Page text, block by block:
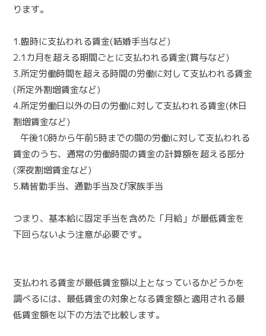
ります。
1.臨時に支払われる賃金(結婚手当など)
2.1カ月を超える期間ごとに支払われる賃金(賞与など)
3.所定労働時間を超える時間の労働に対して支払われる賃金
(所定外割増賃金など)
4.所定労働日以外の日の労働に対して支払われる賃金(休日
割増賃金など)
午後10時から午前5時までの間の労働に対して支払われる
賃金のうち、通常の労働時間の賃金の計算額を超える部分
(深夜割増賃金など)
5.精皆勤手当、通勤手当及び家族手当
つまり、基本給に固定手当を含めた「月給」が最低賃金を
下回らないよう注意が必要です。
支払われる賃金が最低賃金額以上となっているかどうかを
調べるには、最低賃金の対象となる賃金額と適用される最
低賃金額を以下の方法で比較します。